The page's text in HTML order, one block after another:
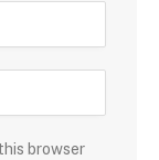
browser